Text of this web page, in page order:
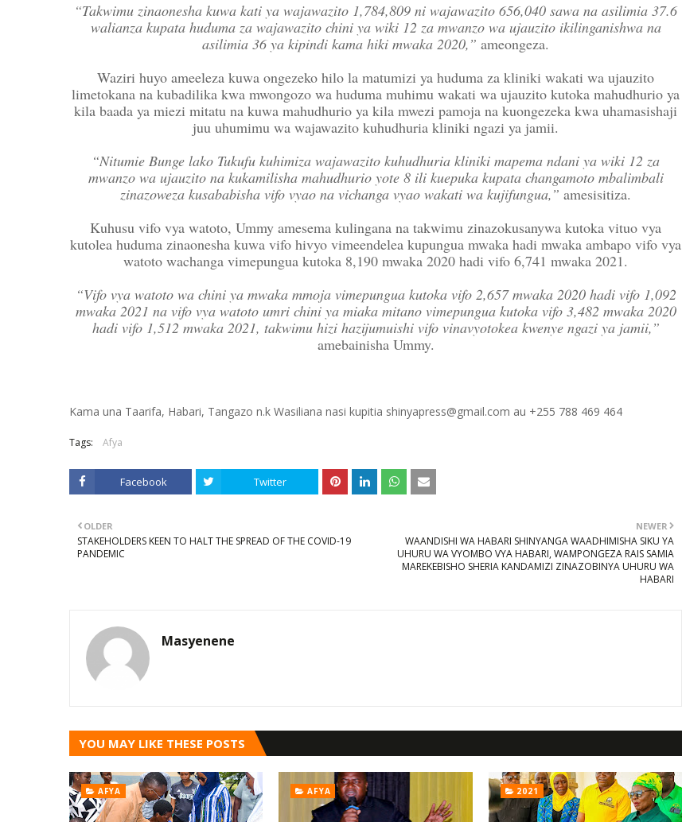
“Takwimu zinaonesha kuwa kati ya wajawazito 1,784,809 ni wajawazito 656,040 sawa na asilimia 37.6
walianza kupata huduma za wajawazito chini ya wiki 12 za mwanzo wa ujauzito ikilinganishwa na
asilimia 36 ya kipindi kama hiki mwaka 2020,” ameongeza.
Waziri huyo ameeleza kuwa ongezeko hilo la matumizi ya huduma za kliniki wakati wa ujauzito
limetokana na kubadilika kwa mwongozo wa huduma muhimu wakati wa ujauzito kutoka mahudhurio ya
kila baada ya miezi mitatu na kuwa mahudhurio ya kila mwezi pamoja na kuongezeka kwa uhamasishaji
juu uhumimu wa wajawazito kuhudhuria kliniki ngazi ya jamii.
“Nitumie Bunge lako Tukufu kuhimiza wajawazito kuhudhuria kliniki mapema ndani ya wiki 12 za
mwanzo wa ujauzito na kukamilisha mahudhurio yote 8 ili kuepuka kupata changamoto mbalimbali
zinazoweza kusababisha vifo vyao na vichanga vyao wakati wa kujifungua,” amesisitiza.
Kuhusu vifo vya watoto, Ummy amesema kulingana na takwimu zinazokusanywa kutoka vituo vya
kutolea huduma zinaonesha kuwa vifo hivyo vimeendelea kupungua mwaka hadi mwaka ambapo vifo vya
watoto wachanga vimepungua kutoka 8,190 mwaka 2020 hadi vifo 6,741 mwaka 2021.
“Vifo vya watoto wa chini ya mwaka mmoja vimepungua kutoka vifo 2,657 mwaka 2020 hadi vifo 1,092
mwaka 2021 na vifo vya watoto umri chini ya miaka mitano vimepungua kutoka vifo 3,482 mwaka 2020
hadi vifo 1,512 mwaka 2021, takwimu hizi hazijumuishi vifo vinavyotokea kwenye ngazi ya jamii,”
amebainisha Ummy.
Kama una Taarifa, Habari, Tangazo n.k Wasiliana nasi kupitia shinyapress@gmail.com au +255 788 469 464
Tags: Afya
Facebook Twitter
NEWER
WAANDISHI WA HABARI SHINYANGA WAADHIMISHA SIKU YA
UHURU WA VYOMBO VYA HABARI, WAMPONGEZA RAIS SAMIA
MAREKEBISHO SHERIA KANDAMIZI ZINAZOBINYA UHURU WA
HABARI
OLDER
STAKEHOLDERS KEEN TO HALT THE SPREAD OF THE COVID-19
PANDEMIC
Masyenene
YOU MAY LIKE THESE POSTS
AFYA AFYA 2021